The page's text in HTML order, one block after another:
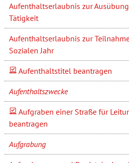
Aufenthaltserlaubnis zur
Tätigkeit
Aufenthaltserlaubnis zur
Sozialen Jahr
Aufenthaltstitel beantragen
Aufenthaltszwecke
Aufgraben einer Straße für
beantragen
Aufgrabung